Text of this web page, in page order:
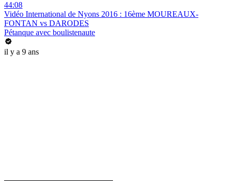
44:08
Vidéo International de Nyons 2016 : 16ème MOUREAUX-
FONTAN vs DARODES
Pétanque avec boulistenaute
il y a 9 ans